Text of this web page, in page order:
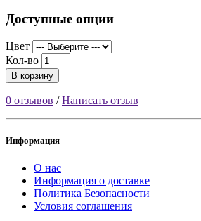
Доступные опции
Цвет
Кол-во
В корзину
0 отзывов /Написать отзыв
Информация
О нас
Информация о доставке
Политика Безопасности
Условия соглашения